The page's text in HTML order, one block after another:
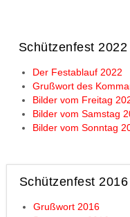
Schützenfest 2022
Der Festablauf 2022
Grußwort des
Bilder vom Freitag
Bilder vom Samstag
Bilder vom Sonntag
Schützenfest 2016
Grußwort 2016